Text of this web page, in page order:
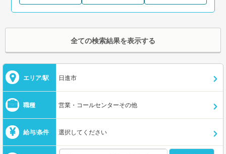
全ての検索結果を表示する
エリア/駅 日進市
職種 営業・コールセンターその他
給与/条件 選択してください